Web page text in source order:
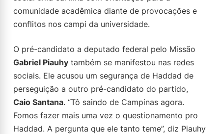
comunidade acadêmica diante de provocações e
conflitos nos campi da universidade.
O pré-candidato a deputado federal pelo Missão
Gabriel Piauhy também se manifestou nas redes
sociais. Ele acusou um segurança de Haddad de
perseguição a outro pré-candidato do partido,
Caio Santana. “Tô saindo de Campinas agora.
Fomos fazer mais uma vez o questionamento pro
Haddad. A pergunta que ele tanto teme”, diz Piauhy